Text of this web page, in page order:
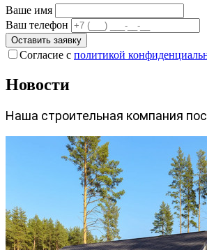
Ваше имя
Ваш телефон
Оставить заявку
Согласие с политикой
Новости
Наша строительная компания